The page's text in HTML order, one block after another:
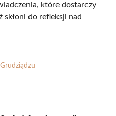
które dostarczy
do refleksji nad